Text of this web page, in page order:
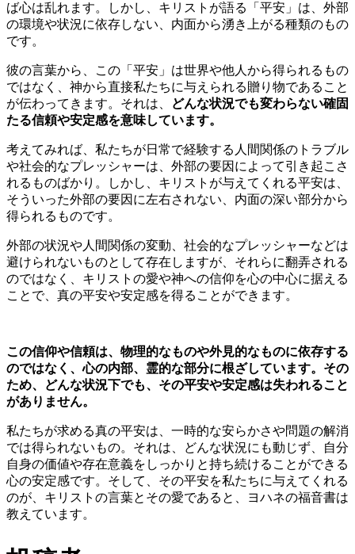
ば心は乱れます。しかし、 キリストが語る「平安」は、外部
の環境や状況に依存しない、内面から湧き上がる種類のもの
です。
彼の言葉から、この「平安」は世界や他人から得られるもの
ではなく、神から直接私たちに与えられる贈り物であること
が伝わってきます。それは、
どんな状況でも変わらない確固
たる信頼や安定感を意味しています。
考えてみれば、私たちが日常で経験する人間関係のトラブル
や社会的なプレッシャーは、外部の要因によって引き起こさ
れるものばかり。しかし、キリストが与えてくれる平安は、
そういった外部の要因に左右されない、内面の深い部分から
得られるものです。
外部の状況や人間関係の変動、社会的なプレッシャーなどは
避けられないものとして存在しますが、それらに翻弄される
のではなく、 キリストの愛や神への信仰を心の中心に据える
ことで、真の平安や安定感を得ることができます。
この信仰や信頼は、物理的なものや外見的なものに依存する
のではなく、心の内部、霊的な部分に根ざしています。その
ため、どんな状況下でも、その平安や安定感は失われること
がありません。
私たちが求める真の平安は、一時的な安らかさや問題の解消
では得られないもの。それは、どんな状況にも動じず、自分
自身の価値や存在意義をしっかりと持ち続けることができる
心の安定感です。そして、その平安を私たちに与えてくれる
のが、キリストの言葉とその愛であると、ヨハネの福音書は
教えています。